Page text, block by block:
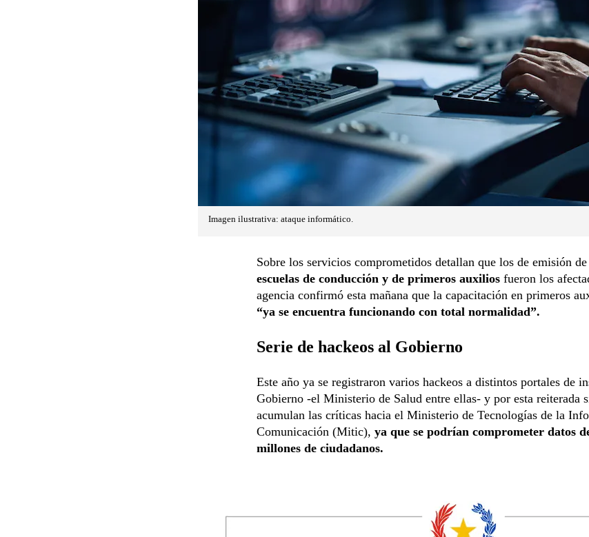
Imagen ilustrativa: ataque informático.
Sobre los servicios comprometidos detallan que los de emisión
escuelas de conducción y de primeros auxilios fueron los
agencia confirmó esta mañana que la capacitación en primeros
“ya se encuentra funcionando con total normalidad”.
Serie de hackeos al Gobierno
Este año ya se registraron varios hackeos a distintos portales de
Gobierno -el Ministerio de Salud entre ellas- y por esta reiterada
acumulan las críticas hacia el Ministerio de Tecnologías de la
Comunicación (Mitic), ya que se podrían comprometer datos
millones de ciudadanos.